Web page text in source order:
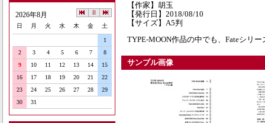
2026年8月
日 月 火 水 木 金 土
1
2
3 4 5 6 7
8
9
10 11 12 13 14
15
16
17 18 19 20 21
22
23
24 25 26 27 28
29
30
31
【作家】胡玉
【発行日】2018/08/10
【サイズ】A5判
TYPE-MOON作品の中でも、Fateシリ
サンプル画像